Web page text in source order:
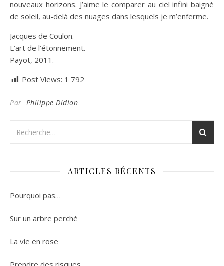
nouveaux horizons. J’aime le comparer au ciel infini baigné
de soleil, au-delà des nuages dans lesquels je m’enferme.
Jacques de Coulon.
L’art de l’étonnement.
Payot, 2011.
Post Views: 1 792
Par Philippe Didion
ARTICLES RÉCENTS
Pourquoi pas…
Sur un arbre perché
La vie en rose